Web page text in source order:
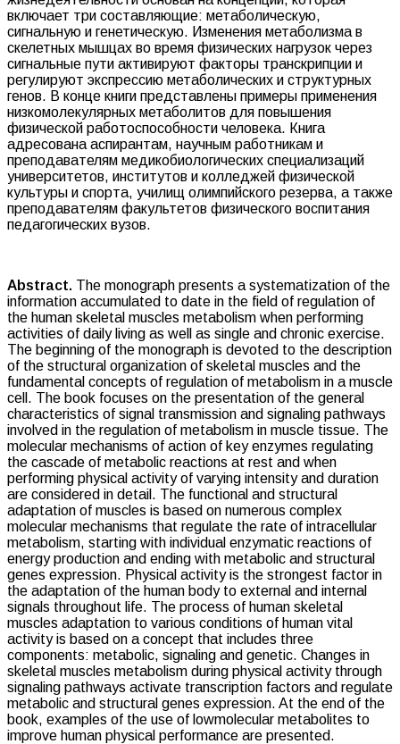
включает три составляющие: метаболическую,
сигнальную и генетическую. Изменения метаболизма в
скелетных мышцах во время физических нагрузок через
сигнальные пути активируют факторы транскрипции и
регулируют экспрессию метаболических и структурных
генов. В конце книги представлены примеры применения
низкомолекулярных метаболитов для повышения
физической работоспособности человека. Книга
адресована аспирантам, научным работникам и
преподавателям медико­биологических специализаций
университетов, институтов и колледжей физической
культуры и спорта, училищ олимпийского резерва, а также
преподавателям факультетов физического воспитания
педагогических вузов.
Abstract. The monograph presents a systematization of the
information accumulated to date in the field of regulation of
the human skeletal muscles metabolism when performing
activities of daily living as well as single and chronic exercise.
The beginning of the monograph is devoted to the description
of the structural organization of skeletal muscles and the
fundamental concepts of regulation of metabolism in a muscle
cell. The book focuses on the presentation of the general
characteristics of signal transmission and signaling pathways
involved in the regulation of metabolism in muscle tissue. The
molecular mechanisms of action of key enzymes regulating
the cascade of metabolic reactions at rest and when
performing physical activity of varying intensity and duration
are considered in detail. The functional and structural
adaptation of muscles is based on numerous complex
molecular mechanisms that regulate the rate of intracellular
metabolism, starting with individual enzymatic reactions of
energy production and ending with metabolic and structural
genes expression. Physical activity is the strongest factor in
the adaptation of the human body to external and internal
signals throughout life. The process of human skeletal
muscles adaptation to various conditions of human vital
activity is based on a concept that includes three
components: metabolic, signaling and genetic. Changes in
skeletal muscles metabolism during physical activity through
signaling pathways activate transcription factors and regulate
metabolic and structural genes expression. At the end of the
book, examples of the use of low­molecular metabolites to
improve human physical performance are presented.